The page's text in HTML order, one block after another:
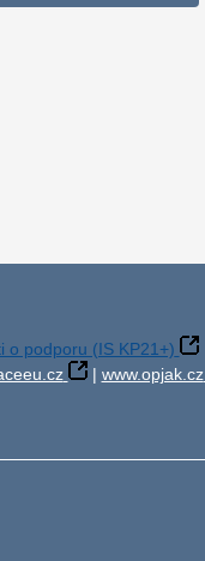
o podporu (IS KP21+)
| www.opjak.cz